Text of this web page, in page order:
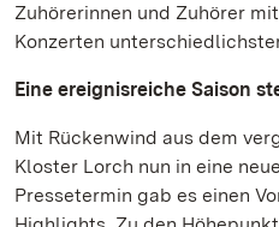
Zuhörerinnen und Zuhörer
Konzerten
Eine ereignisreiche Saison
Mit Rückenwind aus dem
Kloster Lorch nun in eine
Pressetermin gab es einen